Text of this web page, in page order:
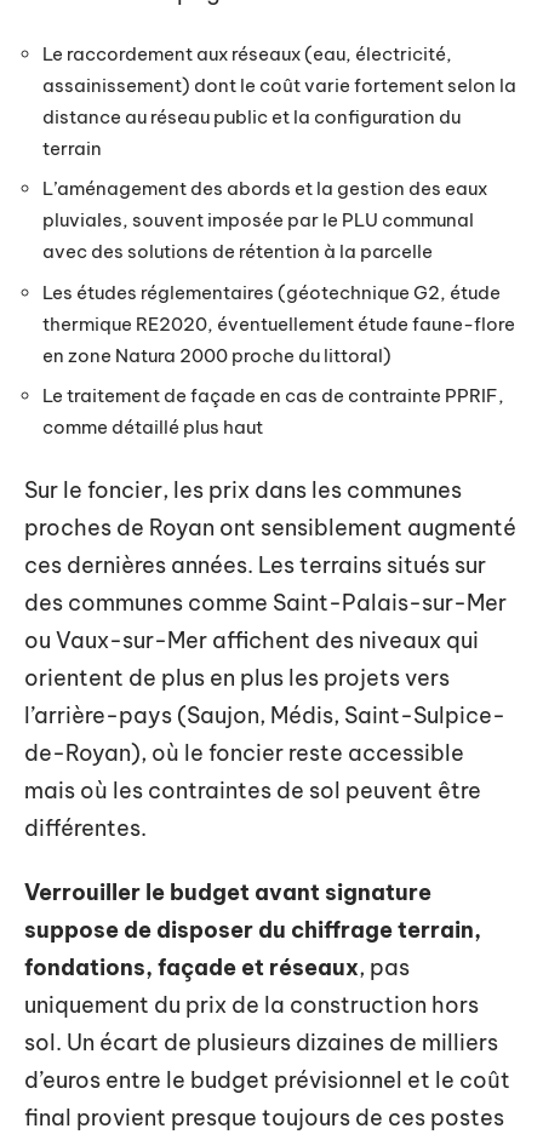
Le raccordement aux réseaux (eau, électricité,
assainissement) dont le coût varie fortement selon la
distance au réseau public et la configuration du
terrain
L’aménagement des abords et la gestion des eaux
pluviales, souvent imposée par le PLU communal
avec des solutions de rétention à la parcelle
Les études réglementaires (géotechnique G2, étude
thermique RE2020, éventuellement étude faune-flore
en zone Natura 2000 proche du littoral)
Le traitement de façade en cas de contrainte PPRIF,
comme détaillé plus haut
Sur le foncier, les prix dans les communes
proches de Royan ont sensiblement augmenté
ces dernières années. Les terrains situés sur
des communes comme Saint-Palais-sur-Mer
ou Vaux-sur-Mer affichent des niveaux qui
orientent de plus en plus les projets vers
l’arrière-pays (Saujon, Médis, Saint-Sulpice-
de-Royan), où le foncier reste accessible
mais où les contraintes de sol peuvent être
différentes.
Verrouiller le budget avant signature
suppose de disposer du chiffrage terrain,
fondations, façade et réseaux, pas
uniquement du prix de la construction hors
sol. Un écart de plusieurs dizaines de milliers
d’euros entre le budget prévisionnel et le coût
final provient presque toujours de ces postes